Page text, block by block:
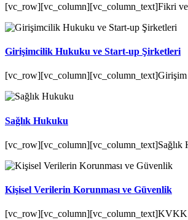
[vc_row][vc_column][vc_column_text]Fikri ve
Girişimcilik Hukuku ve Start-up Şirketleri
[vc_row][vc_column][vc_column_text]Girişim
Sağlık Hukuku
[vc_row][vc_column][vc_column_text]Sağlık
Kişisel Verilerin Korunması ve Güvenlik
[vc_row][vc_column][vc_column_text]KVKK